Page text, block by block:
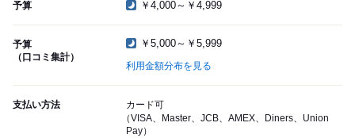
予算 ￥4,000～￥4,999
予算
（口コミ集計）
￥5,000～￥5,999
利用金額分布を見る
支払い方法
カード可
（VISA、Master、JCB、AMEX、Diners、Union
Pay）